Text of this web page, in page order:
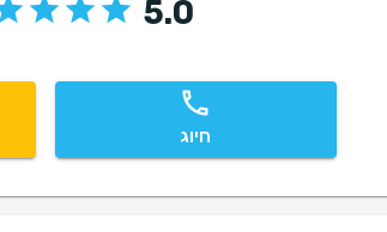
5.0
חיוג